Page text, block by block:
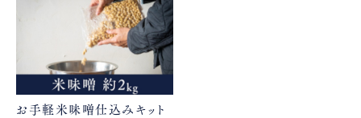
お手軽米味噌仕込みキット